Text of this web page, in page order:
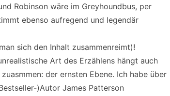
Robinson wäre im Greyhoundbus, per
ebenso aufregend und legendär
sich den Inhalt zusammenreimt)!
Art des Erzählens hängt auch
der ernsten Ebene. Ich habe über
)Autor James Patterson